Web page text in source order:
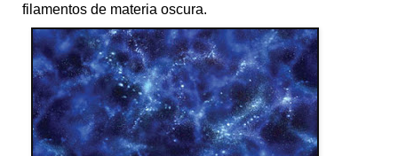
filamentos de materia oscura.